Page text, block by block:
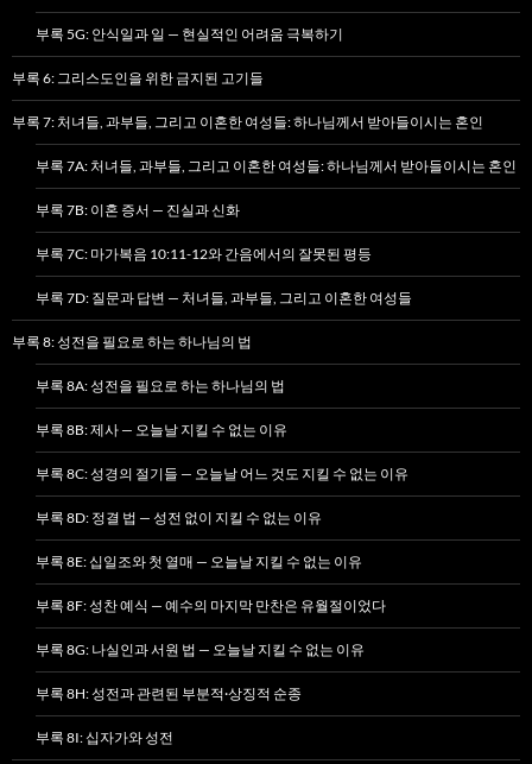
부록 5G: 안식일과 일 — 현실적인 어려움 극복하기
부록 6: 그리스도인을 위한 금지된 고기들
부록 7: 처녀들, 과부들, 그리고 이혼한 여성들: 하나님께서 받아들이시는 혼인
부록 7A: 처녀들, 과부들, 그리고 이혼한 여성들: 하나님께서 받아들이시는 혼인
부록 7B: 이혼 증서 — 진실과 신화
부록 7C: 마가복음 10:11-12와 간음에서의 잘못된 평등
부록 7D: 질문과 답변 — 처녀들, 과부들, 그리고 이혼한 여성들
부록 8: 성전을 필요로 하는 하나님의 법
부록 8A: 성전을 필요로 하는 하나님의 법
부록 8B: 제사 — 오늘날 지킬 수 없는 이유
부록 8C: 성경의 절기들 — 오늘날 어느 것도 지킬 수 없는 이유
부록 8D: 정결 법 — 성전 없이 지킬 수 없는 이유
부록 8E: 십일조와 첫 열매 — 오늘날 지킬 수 없는 이유
부록 8F: 성찬 예식 — 예수의 마지막 만찬은 유월절이었다
부록 8G: 나실인과 서원 법 — 오늘날 지킬 수 없는 이유
부록 8H: 성전과 관련된 부분적·상징적 순종
부록 8I: 십자가와 성전